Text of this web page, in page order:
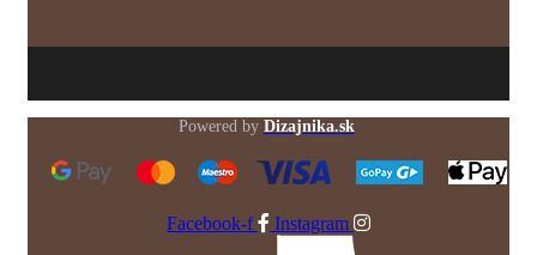
Powered by Dizajnika.sk
Facebook-f Instagram